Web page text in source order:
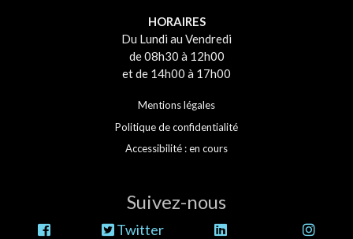
HORAIRES
Du Lundi au Vendredi
de 08h30 à 12h00
et de 14h00 à 17h00
Mentions légales
Politique de confidentialité
Accessibilité : en cours
Suivez-nous
Twitter